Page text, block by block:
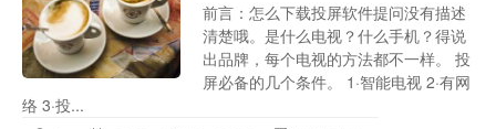
前言：怎么下载投屏软件提问没有描述
清楚哦。是什么电视？什么手机？得说
出品牌，每个电视的方法都不一样。 投
屏必备的几个条件。 1·智能电视 2·有网
络 3·投...